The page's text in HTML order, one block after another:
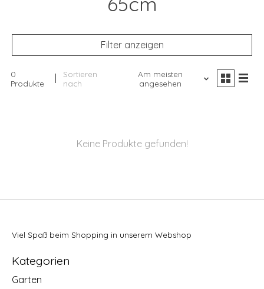
Filter anzeigen
0
Produkte
Sortieren
nach
Am meisten
angesehen
Keine Produkte gefunden!
Viel Spaß beim Shopping in unserem Webshop
Kategorien
Garten